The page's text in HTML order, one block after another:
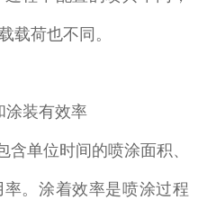
载荷也不同。
涂装有效率
含单位时间的喷涂面积、
。涂着效率是喷涂过程